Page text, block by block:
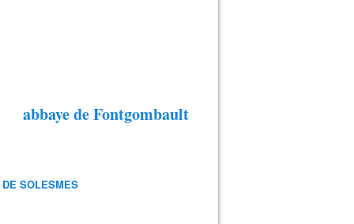
abbaye de Fontgombault
SOLESMES